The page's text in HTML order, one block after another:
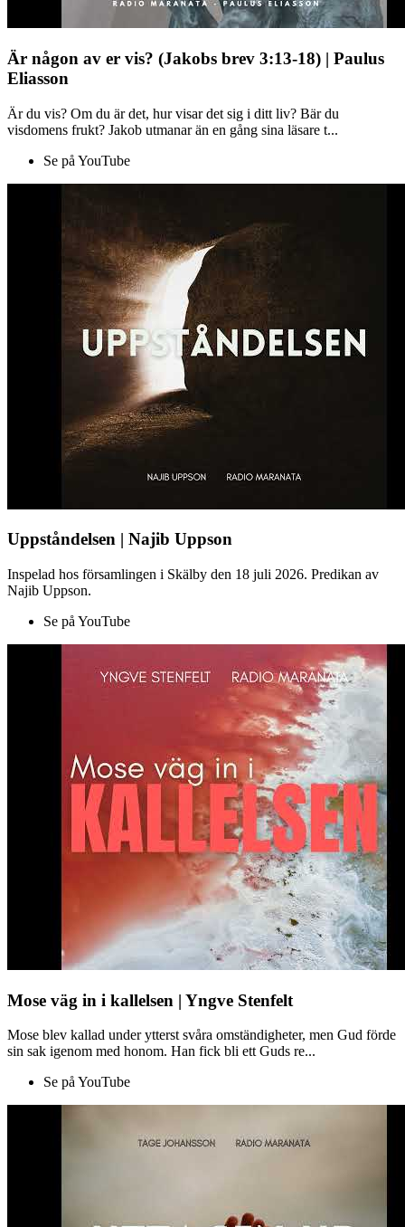
Är någon av er vis? (Jakobs brev 3:13-18) | Paulus
Eliasson
Är du vis? Om du är det, hur visar det sig i ditt liv? Bär du
visdomens frukt? Jakob utmanar än en gång sina läsare t...
Se på YouTube
Uppståndelsen | Najib Uppson
Inspelad hos församlingen i Skälby den 18 juli 2026. Predikan av
Najib Uppson.
Se på YouTube
Mose väg in i kallelsen | Yngve Stenfelt
Mose blev kallad under ytterst svåra omständigheter, men Gud förde
sin sak igenom med honom. Han fick bli ett Guds re...
Se på YouTube